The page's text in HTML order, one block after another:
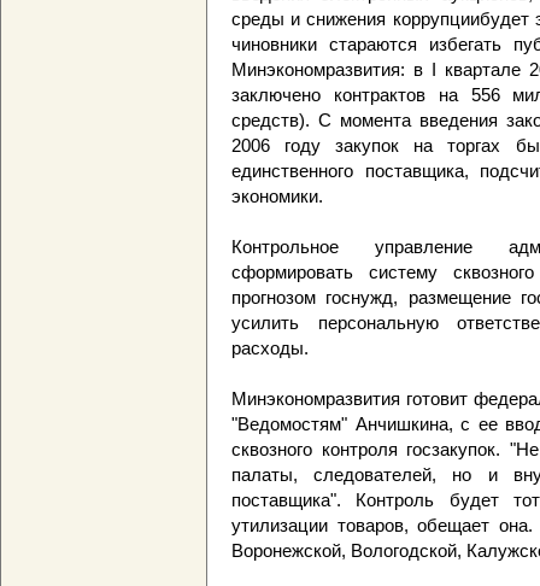
среды и снижения коррупциибудет
чиновники стараются избегать
Минэкономразвития: в I квартале
заключено контрактов на 556
средств). С момента введения
2006 году закупок на торгах
единственного поставщика,
экономики.
Контрольное управление
сформировать систему
прогнозом госнужд, размещение
усилить персональную
расходы.
Минэкономразвития готовит
"Ведомостям" Анчишкина, с ее
сквозного контроля госзакупок.
палаты, следователей, но и
поставщика". Контроль будет
утилизации товаров, обещает
Воронежской, Вологодской,